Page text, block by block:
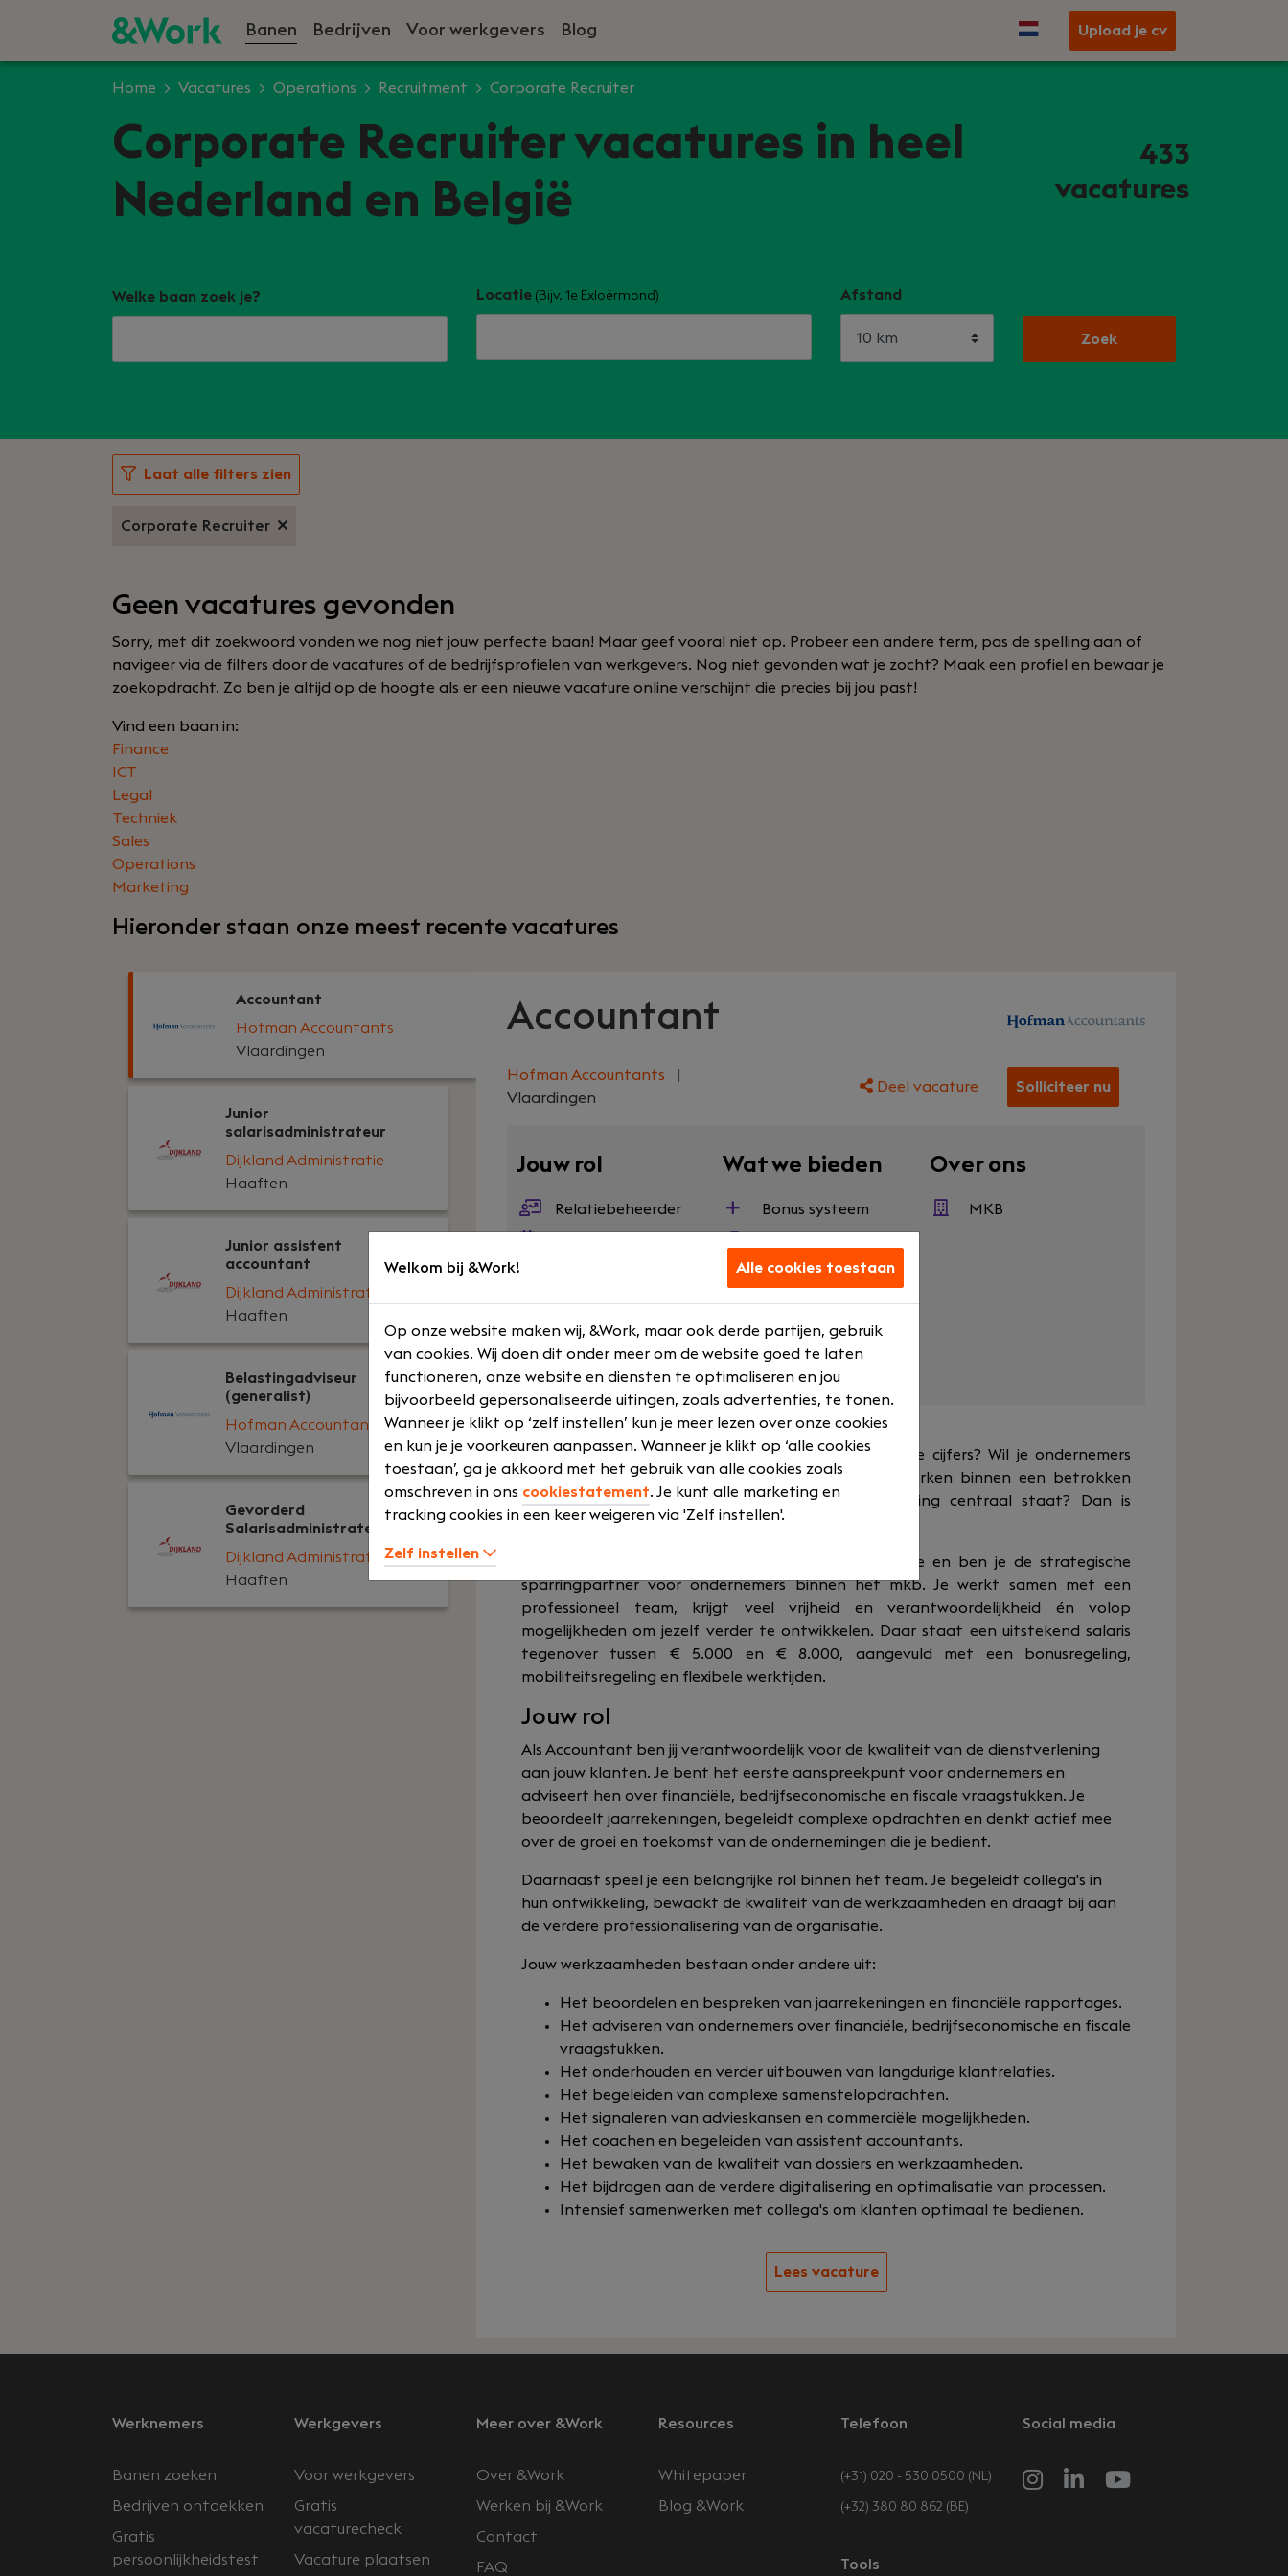
Banen Bedrijven Voor werkgevers Blog Upload je cv
Home Vacatures Operations Recruitment Corporate Recruiter
Corporate Recruiter vacatures in heel
Nederland en België
433
vacatures
Welke baan zoek je? Locatie (Bijv. 1e Exloërmond) Afstand
Zoek
Laat alle filters zien
Corporate Recruiter
Geen vacatures gevonden
Sorry, met dit zoekwoord vonden we nog niet jouw perfecte baan! Maar geef vooral niet op. Probeer een andere term, pas de spelling aan of
navigeer via de filters door de vacatures of de bedrijfsprofielen van werkgevers. Nog niet gevonden wat je zocht? Maak een profiel en bewaar je
zoekopdracht. Zo ben je altijd op de hoogte als er een nieuwe vacature online verschijnt die precies bij jou past!
Vind een baan in:
Finance
ICT
Legal
Techniek
Sales
Operations
Marketing
Hieronder staan onze meest recente vacatures
Accountant
Hofman Accountants
Vlaardingen
Junior
salarisadministrateur
Dijkland Administratie
Haaften
Junior assistent
accountant
Dijkland Administratie
Haaften
Belastingadviseur
(generalist)
Hofman Accountants
Vlaardingen
Gevorderd
Salarisadministrateur
Dijkland Administratie
Haaften
Accountant
Hofman Accountants
Vlaardingen
Deel vacature Solliciteer nu
Jouw rol
Relatiebeheerder
Senior
Wat we bieden
Bonus systeem
Opleidingen en
Flexibele werktijden
Laat meer zien
Over ons
MKB
Ben jij een accountant die verder kijkt dan alleen de cijfers? Wil je ondernemers
adviseren, langdurige klantrelaties opbouwen en werken binnen een betrokken
accountantskantoor waar persoonlijke dienstverlening centraal staat? Dan is
Hofman Accountants in Vlaardingen op zoek naar jou.
Als Accountant krijg je een eigen klantenportefeuille en ben je de strategische
sparringpartner voor ondernemers binnen het mkb. Je werkt samen met een
professioneel team, krijgt veel vrijheid en verantwoordelijkheid én volop
mogelijkheden om jezelf verder te ontwikkelen. Daar staat een uitstekend salaris
tegenover tussen € 5.000 en € 8.000, aangevuld met een bonusregeling,
mobiliteitsregeling en flexibele werktijden.
Jouw rol
Als Accountant ben jij verantwoordelijk voor de kwaliteit van de dienstverlening
aan jouw klanten. Je bent het eerste aanspreekpunt voor ondernemers en
adviseert hen over financiële, bedrijfseconomische en fiscale vraagstukken. Je
beoordeelt jaarrekeningen, begeleidt complexe opdrachten en denkt actief mee
over de groei en toekomst van de ondernemingen die je bedient.
Daarnaast speel je een belangrijke rol binnen het team. Je begeleidt collega's in
hun ontwikkeling, bewaakt de kwaliteit van de werkzaamheden en draagt bij aan
de verdere professionalisering van de organisatie.
Jouw werkzaamheden bestaan onder andere uit:
Het beoordelen en bespreken van jaarrekeningen en financiële rapportages.
Het adviseren van ondernemers over financiële, bedrijfseconomische en fiscale
vraagstukken.
Het onderhouden en verder uitbouwen van langdurige klantrelaties.
Het begeleiden van complexe samenstelopdrachten.
Het signaleren van advieskansen en commerciële mogelijkheden.
Het coachen en begeleiden van assistent accountants.
Het bewaken van de kwaliteit van dossiers en werkzaamheden.
Het bijdragen aan de verdere digitalisering en optimalisatie van processen.
Intensief samenwerken met collega's om klanten optimaal te bedienen.
Lees vacature
Werknemers
Banen zoeken
Bedrijven ontdekken
Gratis
persoonlijkheidstest
Werkgevers
Voor werkgevers
Gratis
vacaturecheck
Vacature plaatsen
Meer over &Work
Over &Work
Werken bij &Work
Contact
FAQ
Resources
Whitepaper
Blog &Work
Telefoon
(+31) 020 - 530 0500 (NL)
(+32) 380 80 862 (BE)
Social media
Tools
Welkom bij &Work! Alle cookies toestaan
Op onze website maken wij, &Work, maar ook derde partijen, gebruik
van cookies. Wij doen dit onder meer om de website goed te laten
functioneren, onze website en diensten te optimaliseren en jou
bijvoorbeeld gepersonaliseerde uitingen, zoals advertenties, te tonen.
Wanneer je klikt op ‘zelf instellen’ kun je meer lezen over onze cookies
en kun je je voorkeuren aanpassen. Wanneer je klikt op ‘alle cookies
toestaan’, ga je akkoord met het gebruik van alle cookies zoals
omschreven in ons cookiestatement. Je kunt alle marketing en
tracking cookies in een keer weigeren via 'Zelf instellen'.
Zelf instellen